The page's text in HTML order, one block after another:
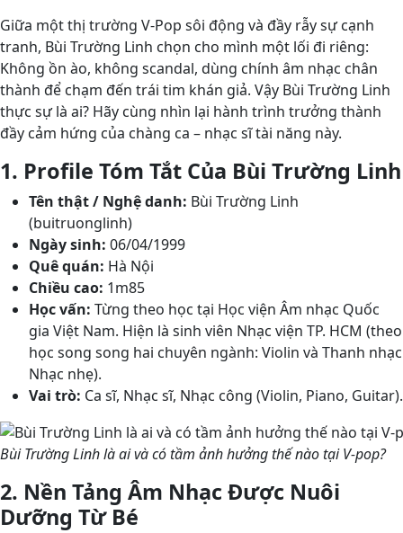
Giữa một thị trường V-Pop sôi động và đầy rẫy sự cạnh
tranh, Bùi Trường Linh chọn cho mình một lối đi riêng:
Không ồn ào, không scandal, dùng chính âm nhạc chân
thành để chạm đến trái tim khán giả. Vậy Bùi Trường Linh
thực sự là ai? Hãy cùng nhìn lại hành trình trưởng thành
đầy cảm hứng của chàng ca – nhạc sĩ tài năng này.
1. Profile Tóm Tắt Của Bùi Trường Linh
Tên thật / Nghệ danh: Bùi Trường Linh
(buitruonglinh)
Ngày sinh: 06/04/1999
Quê quán: Hà Nội
Chiều cao: 1m85
Học vấn: Từng theo học tại Học viện Âm nhạc Quốc
gia Việt Nam. Hiện là sinh viên Nhạc viện TP. HCM (theo
học song song hai chuyên ngành: Violin và Thanh nhạc
Nhạc nhẹ).
Vai trò: Ca sĩ, Nhạc sĩ, Nhạc công (Violin, Piano, Guitar).
Bùi Trường Linh là ai và có tầm ảnh hưởng thế nào tại V-pop?
2. Nền Tảng Âm Nhạc Được Nuôi
Dưỡng Từ Bé